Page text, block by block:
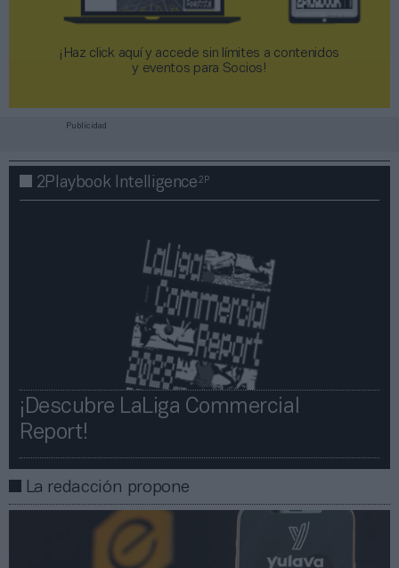
¡Haz click aquí y accede sin límites a contenidos
y eventos para Socios!​​​​​​​
Publicidad
2Playbook Intelligence2P
¡Descubre LaLiga Commercial
Report!​​
La redacción propone